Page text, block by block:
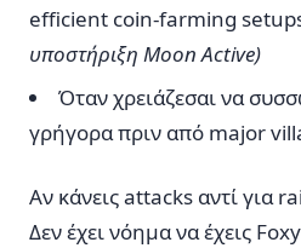
efficient coin-farming setups
υποστήριξη Moon Active)
Όταν χρειάζεσαι να
γρήγορα πριν από major
Αν κάνεις attacks αντί για
Δεν έχει νόημα να έχεις